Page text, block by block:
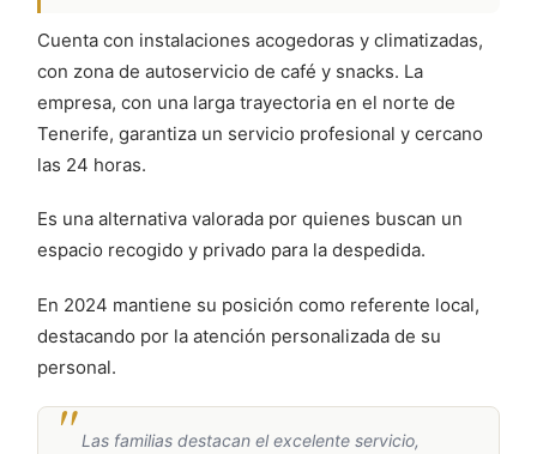
Cuenta con instalaciones acogedoras y climatizadas,
con zona de autoservicio de café y snacks. La
empresa, con una larga trayectoria en el norte de
Tenerife, garantiza un servicio profesional y cercano
las 24 horas.
Es una alternativa valorada por quienes buscan un
espacio recogido y privado para la despedida.
En 2024 mantiene su posición como referente local,
destacando por la atención personalizada de su
personal.
Las familias destacan el excelente servicio,